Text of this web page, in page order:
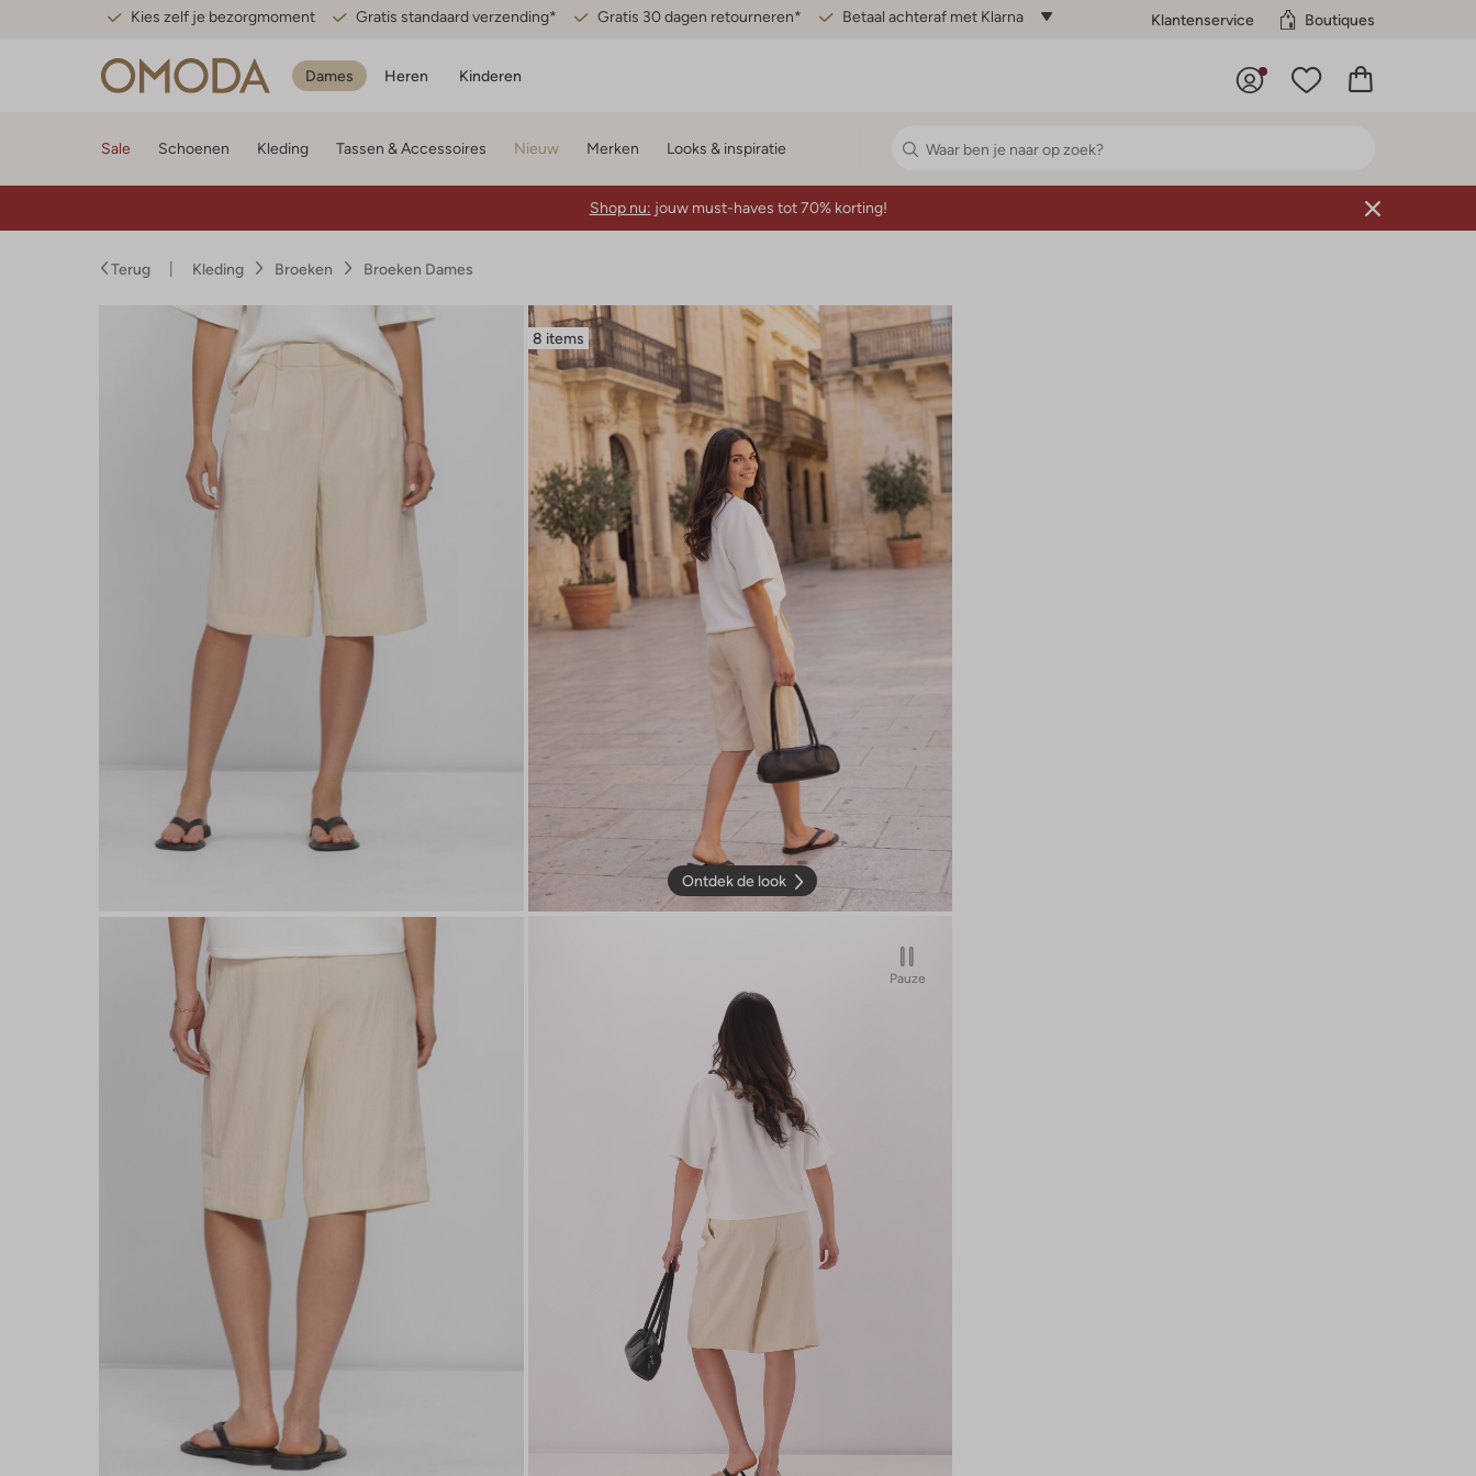
Kies zelf je bezorgmoment Gratis standaard verzending* Gratis 30 dagen retourneren* Betaal achteraf met Klarna Klantenservice Boutiques
Dames Heren Kinderen
Sale Schoenen Kleding Tassen & Accessoires Nieuw Merken Looks & inspiratie
Shop nu: jouw must-haves tot 70% korting!
Terug Kleding Broeken Broeken Dames
8 items
Ontdek de look
Pauze